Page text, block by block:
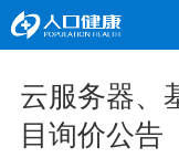
云服务器、
目询价公告